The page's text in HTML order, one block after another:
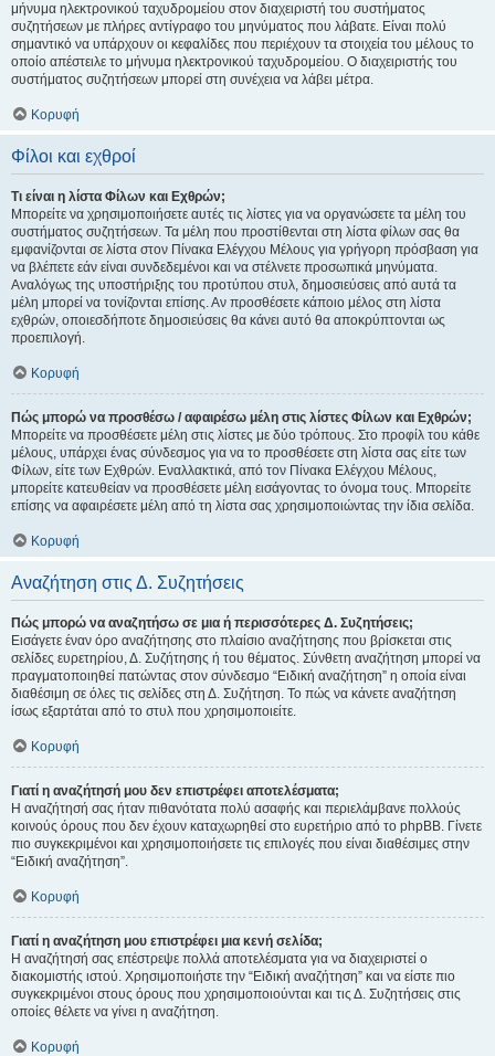
μήνυμα ηλεκτρονικού ταχυδρομείου στον διαχειριστή του συστήματος
συζητήσεων με πλήρες αντίγραφο του μηνύματος που λάβατε. Είναι πολύ
σημαντικό να υπάρχουν οι κεφαλίδες που περιέχουν τα στοιχεία του μέλους το
οποίο απέστειλε το μήνυμα ηλεκτρονικού ταχυδρομείου. Ο διαχειριστής του
συστήματος συζητήσεων μπορεί στη συνέχεια να λάβει μέτρα.
Κορυφή
Φίλοι και εχθροί
Τι είναι η λίστα Φίλων και Εχθρών;
Μπορείτε να χρησιμοποιήσετε αυτές τις λίστες για να οργανώσετε τα μέλη του
συστήματος συζητήσεων. Τα μέλη που προστίθενται στη λίστα φίλων σας θα
εμφανίζονται σε λίστα στον Πίνακα Ελέγχου Μέλους για γρήγορη πρόσβαση για
να βλέπετε εάν είναι συνδεδεμένοι και να στέλνετε προσωπικά μηνύματα.
Αναλόγως της υποστήριξης του προτύπου στυλ, δημοσιεύσεις από αυτά τα
μέλη μπορεί να τονίζονται επίσης. Αν προσθέσετε κάποιο μέλος στη λίστα
εχθρών, οποιεσδήποτε δημοσιεύσεις θα κάνει αυτό θα αποκρύπτονται ως
προεπιλογή.
Κορυφή
Πώς μπορώ να προσθέσω / αφαιρέσω μέλη στις λίστες Φίλων και Εχθρών;
Μπορείτε να προσθέσετε μέλη στις λίστες με δύο τρόπους. Στο προφίλ του κάθε
μέλους, υπάρχει ένας σύνδεσμος για να το προσθέσετε στη λίστα σας είτε των
Φίλων, είτε των Εχθρών. Εναλλακτικά, από τον Πίνακα Ελέγχου Μέλους,
μπορείτε κατευθείαν να προσθέσετε μέλη εισάγοντας το όνομα τους. Μπορείτε
επίσης να αφαιρέσετε μέλη από τη λίστα σας χρησιμοποιώντας την ίδια σελίδα.
Κορυφή
Αναζήτηση στις Δ. Συζητήσεις
Πώς μπορώ να αναζητήσω σε μια ή περισσότερες Δ. Συζητήσεις;
Εισάγετε έναν όρο αναζήτησης στο πλαίσιο αναζήτησης που βρίσκεται στις
σελίδες ευρετηρίου, Δ. Συζήτησης ή του θέματος. Σύνθετη αναζήτηση μπορεί να
πραγματοποιηθεί πατώντας στον σύνδεσμο “Ειδική αναζήτηση” η οποία είναι
διαθέσιμη σε όλες τις σελίδες στη Δ. Συζήτηση. Το πώς να κάνετε αναζήτηση
ίσως εξαρτάται από το στυλ που χρησιμοποιείτε.
Κορυφή
Γιατί η αναζήτησή μου δεν επιστρέφει αποτελέσματα;
Η αναζήτησή σας ήταν πιθανότατα πολύ ασαφής και περιελάμβανε πολλούς
κοινούς όρους που δεν έχουν καταχωρηθεί στο ευρετήριο από το phpBB. Γίνετε
πιο συγκεκριμένοι και χρησιμοποιήσετε τις επιλογές που είναι διαθέσιμες στην
“Ειδική αναζήτηση”.
Κορυφή
Γιατί η αναζήτηση μου επιστρέφει μια κενή σελίδα;
Η αναζήτησή σας επέστρεψε πολλά αποτελέσματα για να διαχειριστεί ο
διακομιστής ιστού. Χρησιμοποιήστε την “Ειδική αναζήτηση” και να είστε πιο
συγκεκριμένοι στους όρους που χρησιμοποιούνται και τις Δ. Συζητήσεις στις
οποίες θέλετε να γίνει η αναζήτηση.
Κορυφή